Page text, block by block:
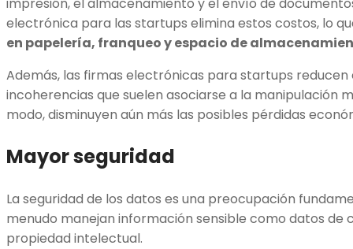
electrónica para las startups elimina estos costos, lo
en papelería, franqueo y espacio de
Además, las firmas electrónicas para startups reducen
incoherencias que suelen asociarse a la manipulación
modo, disminuyen aún más las posibles pérdidas
Mayor seguridad
La seguridad de los datos es una preocupación
menudo manejan información sensible como datos de
propiedad intelectual.